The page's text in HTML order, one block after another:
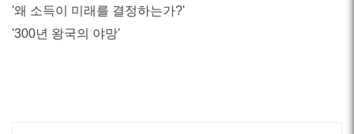
'왜 소득이 미래를 결정하는가?'
'300년 왕국의 야망'